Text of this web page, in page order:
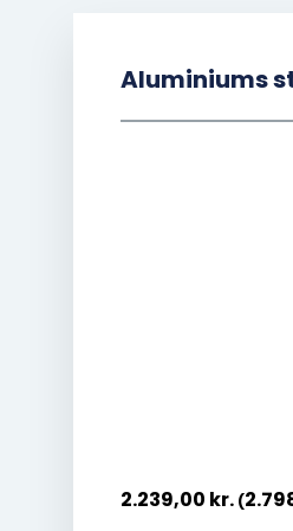
Aluminiums
2.239,00 kr. (